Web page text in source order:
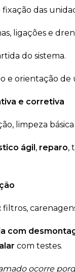
das
ligações e
do sistema.
e orientação de
e corretiva
limpeza
ágil, reparo,
filtros,
com
com testes.
ocorre